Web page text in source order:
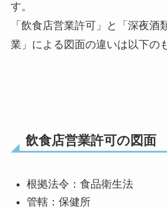
す。
「飲食店営業許可」と「深夜酒
業」による図面の違いは以下の
飲食店営業許可の図面
根拠法令：食品衛生法
管轄：保健所